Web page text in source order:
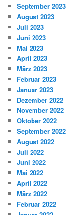
September 2023
August 2023
Juli 2023
Juni 2023
Mai 2023
April 2023
März 2023
Februar 2023
Januar 2023
Dezember 2022
November 2022
Oktober 2022
September 2022
August 2022
Juli 2022
Juni 2022
Mai 2022
April 2022
März 2022
Februar 2022